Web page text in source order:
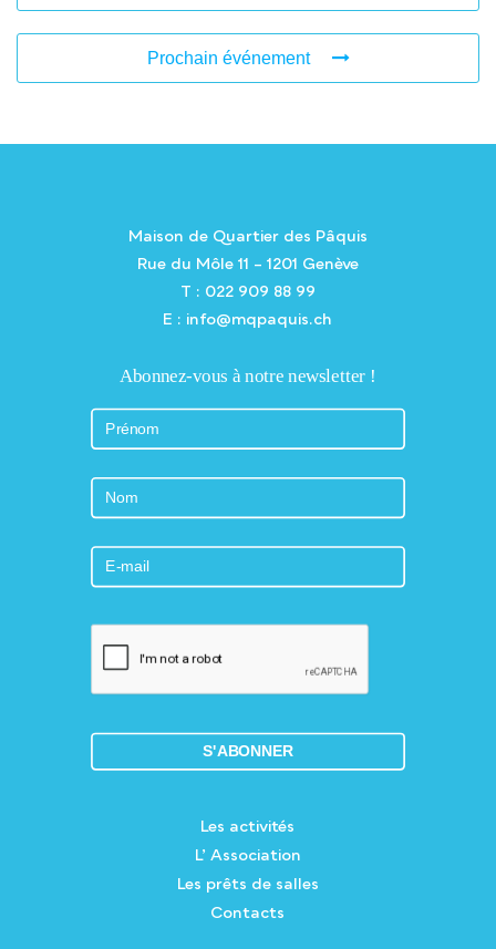
Prochain événement
Maison de Quartier des Pâquis
Rue du Môle 11 – 1201 Genève
T : 022 909 88 99
E : info@mqpaquis.ch
Abonnez-vous à notre newsletter !
Les activités
L’ Association
Les prêts de salles
Contacts